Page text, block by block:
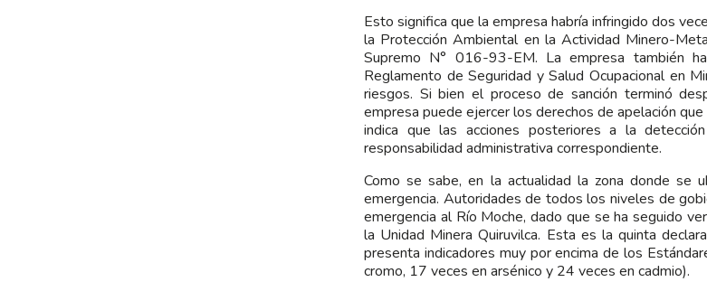
Esto significa que la empresa habría infringido dos
la Protección Ambiental en la Actividad Minero-
Supremo N° 016-93-EM. La empresa también
Reglamento de Seguridad y Salud Ocupacional en
riesgos. Si bien el proceso de sanción terminó
empresa puede ejercer los derechos de apelación
indica que las acciones posteriores a la
responsabilidad administrativa correspondiente.
Como se sabe, en la actualidad la zona donde se
emergencia. Autoridades de todos los niveles de
emergencia al Río Moche, dado que se ha seguido
la Unidad Minera Quiruvilca. Esta es la quinta
presenta indicadores muy por encima de los
cromo, 17 veces en arsénico y 24 veces en cadmio).